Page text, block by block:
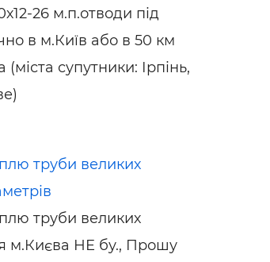
26 м.п.отводи під
в м.Київ або в 50 км
(міста супутники: Ірпінь,
труби великих
труби великих
м.Києва НЕ бу., Прошу